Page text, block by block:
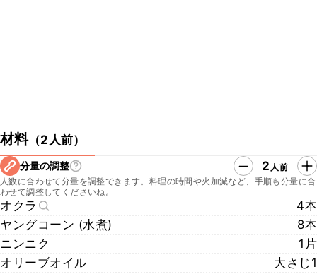
材料（2人前）
分量の調整 2 人前
人数に合わせて分量を調整できます。料理の時間や火加減など、手順も分量に合
わせて調整してくださいね。
オクラ
4本
ヤングコーン (水煮)
8本
ニンニク
1片
オリーブオイル
大さじ1